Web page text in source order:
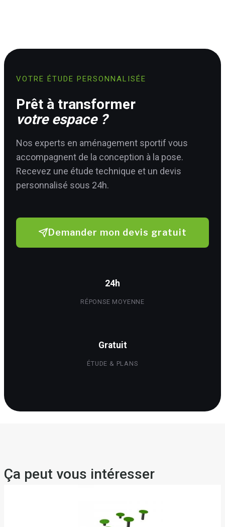
VOTRE ÉTUDE PERSONNALISÉE
Prêt à transformer
votre espace ?
Nos experts en aménagement sportif vous
accompagnent de la conception à la pose.
Recevez une étude technique et un devis
personnalisé sous 24h.
Demander mon devis gratuit
24h
RÉPONSE MOYENNE
Gratuit
ÉTUDE & PLANS
Ça peut vous intéresser